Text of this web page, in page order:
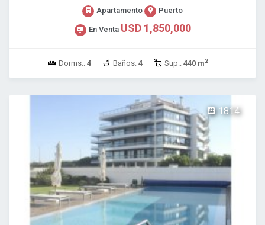
Apartamento Puerto
En Venta USD 1,850,000
Dorms.: 4 Baños: 4 Sup.: 440 m2
1814